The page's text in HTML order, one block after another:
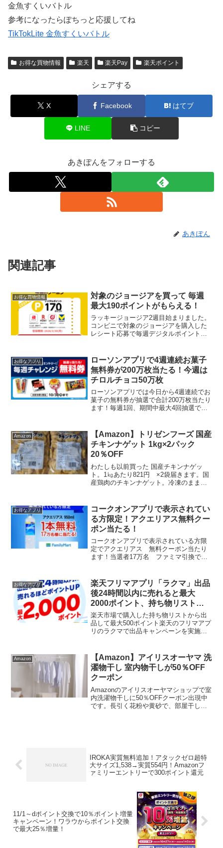
金魚すくいバトル
参考になったらぽちっと応援してね
TikTokLite 金魚すくいバトル
お得な買物情報 楽天 楽天Pay 楽天ポイント
シェアする
X Facebook はてブ
LINE コピー
あきぽんをフォローする
あきぽん
関連記事
お得な買物情報
対象のジョージアを買って 毎週
最大190ポイントがもらえる！
ラッキージョージア2週目始まりました。
コンビニで対象のジョージアを購入した
レシート応募で毎週デジタルポイント最
ポイント＋20pt もらえます。マイページ
「...
お得なアプリ
ローソンアプリで4週連続お菓子
無料券が200万枚当たる！今週は
チロルチョコ50万枚
ローソンアプリでは今日から4週連続でお
菓子の無料券が抽選で合計200万枚当たり
ます！毎週1回、期間中最大4回抽選でき
日のローソンお試し引換券は冬限定のお
やつがいっ...
Amazon
【Amazon】トリゼンフーズ 国産
チキンナゲット 1kg×2パック
20％OFF
わたしも以前買った 国産チキンナゲッ
ト。1㎏あたり821円 ×2袋届きます。国
産鶏肉のチキンナゲット。冷凍のまま電
なります。ケチャップとマヨネーズのオ
ーロラソースで。子...
お得なアプリ
コークオンアプリで表示されてい
る方限定！アクエリアス無料クー
ポン当たる！
コークオンアプリで表示されている方限
定でアクエリアス 無料クーポン当たり
ます！当選者17万名 ファミマ引換で
スクロールしたらバナーあるかも。購入
レシートでLINEポ...
お得なアプリ
楽天フリマアプリ「ラクマ」出品
後24時間以内に売れると最大
2000ポイント、持ち物リストか
ら出品で最大500ポイントもらえ
る
楽天市場で購入した持ち物リストから出
品して最大500ポイント楽天のフリマアプ
リのラクマで出品キャンペーンを実施中
最大500ポイントもらえます。「持ち物リ
スト」の一覧から...
Amazon
【Amazon】アイリスオーヤマ 洗
濯物干し 室内物干しが50％OFF
クーポン
Amazonのアイリスオーヤマショップで室
内洗濯物干しに50％OFFクーポン出現中
です。長引く花粉や黄砂で、部屋干しさ
IROKA実質無料追加！アタックゼロ超特
大サイズ1,538→実質554円！Amazonフ
ァミリーエントリーで300ポイント還元
11/1～dポイント交換で10％ポイント増量
キャンペーン！ワラウからポイント交換
で最大25％増量！